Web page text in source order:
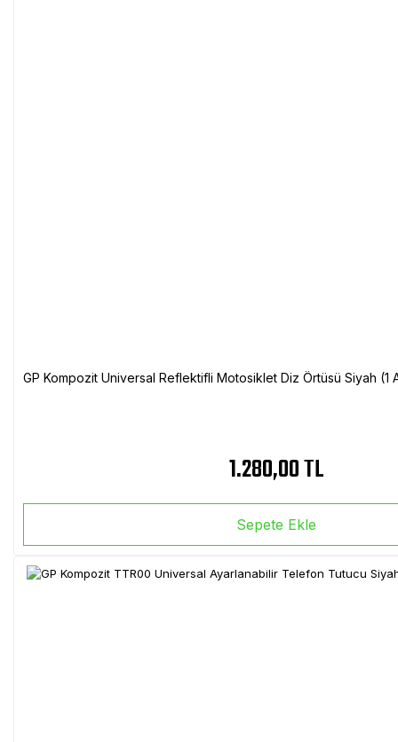
GP Kompozit Universal Reflektifli Motosiklet Diz Örtüsü Siyah
1.280,00 TL
Sepete Ekle